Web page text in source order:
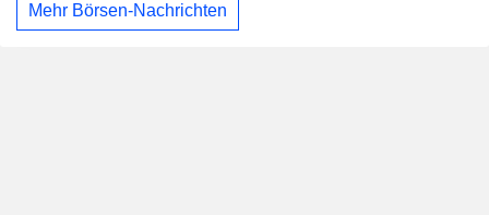
Mehr Börsen-Nachrichten